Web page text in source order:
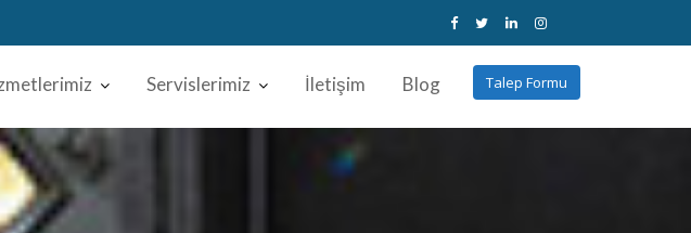
Talep Formu
Servislerimiz İletişim Blog